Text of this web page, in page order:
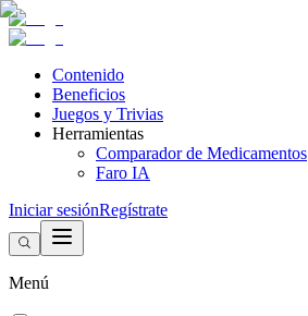
Contenido
Beneficios
Juegos y Trivias
Herramientas
Comparador de Medicamentos
Faro IA
Iniciar sesiónRegístrate
Menú